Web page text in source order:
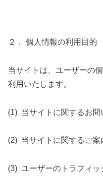
２． 個人情報の利用目的
当サイトは、ユーザーの
利用いたします。
(1) 当サイトに関するお
(2) 当サイトに関するご
(3) ユーザーのトラフィ